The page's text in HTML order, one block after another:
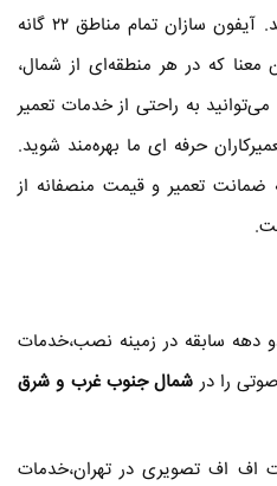
مشکل دستگاه شما را رفع می‌کنند. آیفون سازان تمام مناطق ۲۲ گانه
که در هر منطقه‌ای از شمال،
به راحتی از خدمات تعمیر
حرفه ای ما بهره‌مند شوید.
ضمانت تعمیر و قیمت منصفانه از
دهه سابقه در زمینه نصب،خدمات
را در شمال جنوب غرب و شرق